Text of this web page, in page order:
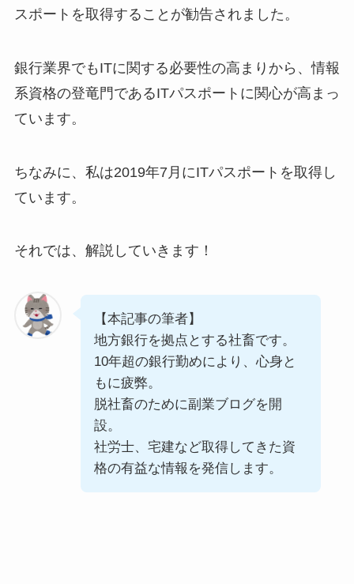
スポートを取得することが勧告されました。
銀行業界でもITに関する必要性の高まりから、情報
系資格の登竜門であるITパスポートに関心が高まっ
ています。
ちなみに、私は2019年7月にITパスポートを取得し
ています。
それでは、解説していきます！
【本記事の筆者】
地方銀行を拠点とする社畜です。
10年超の銀行勤めにより、心身と
もに疲弊。
脱社畜のために副業ブログを開
設。
社労士、宅建など取得してきた資
格の有益な情報を発信します。